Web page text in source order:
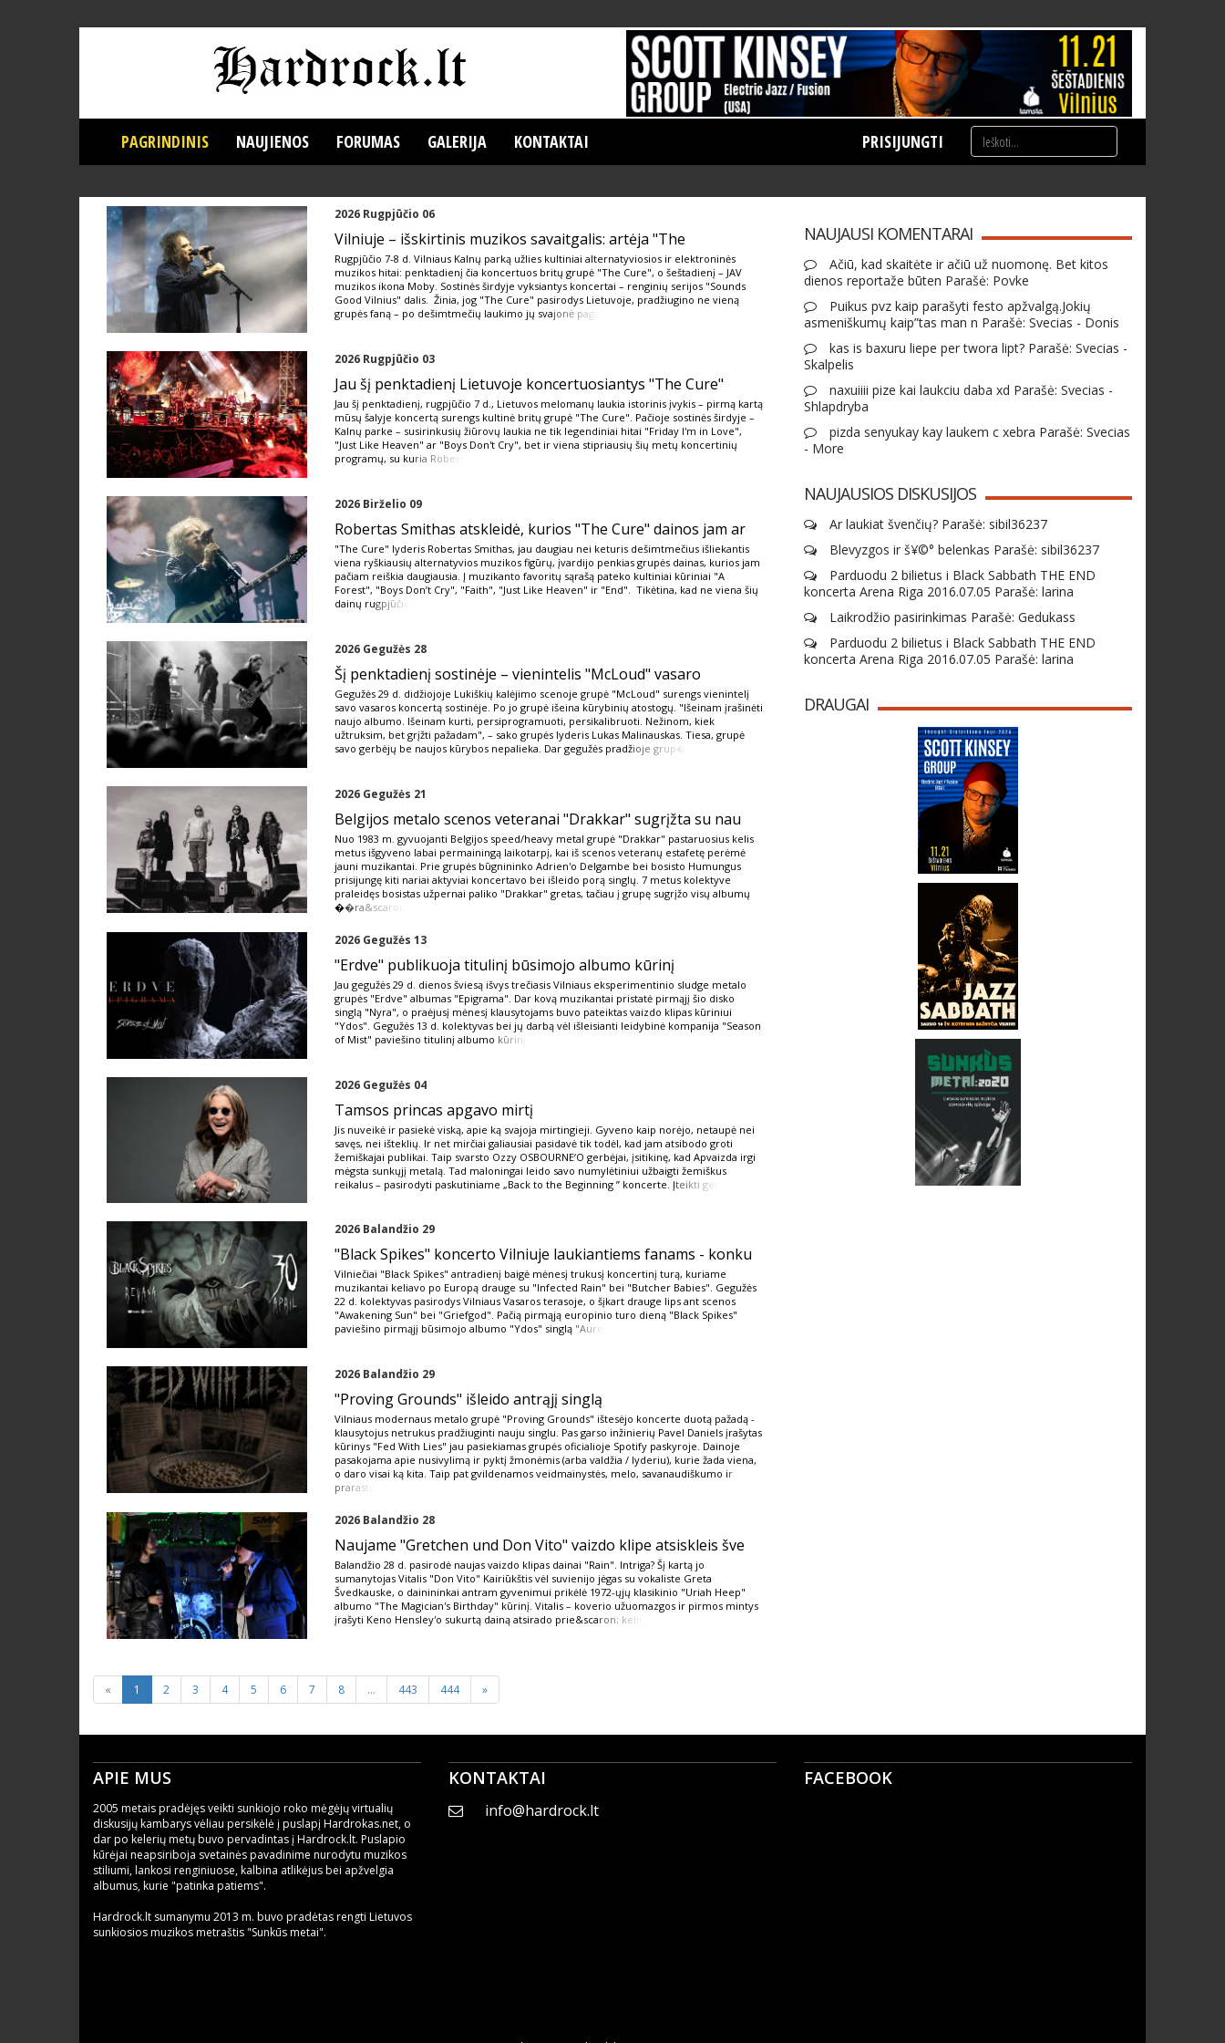
PAGRINDINIS NAUJIENOS FORUMAS GALERIJA KONTAKTAI PRISIJUNGTI
2026 Rugpjūčio 06
Vilniuje – išskirtinis muzikos savaitgalis: artėja "The
Rugpjūčio 7-8 d. Vilniaus Kalnų parką užlies kultiniai alternatyviosios ir elektroninės
muzikos hitai: penktadienį čia koncertuos britų grupė "The Cure", o šeštadienį – JAV
muzikos ikona Moby. Sostinės širdyje vyksiantys koncertai – renginių serijos "Sounds
Good Vilnius" dalis. Žinia, jog "The Cure" pasirodys Lietuvoje, pradžiugino ne vieną
grupės faną – po dešimtmečių laukimo jų svajonė paga
2026 Rugpjūčio 03
Jau šį penktadienį Lietuvoje koncertuosiantys "The Cure"
Jau šį penktadienį, rugpjūčio 7 d., Lietuvos melomanų laukia istorinis įvykis – pirmą kartą
mūsų šalyje koncertą surengs kultinė britų grupė "The Cure". Pačioje sostinės širdyje –
Kalnų parke – susirinkusių žiūrovų laukia ne tik legendiniai hitai "Friday I'm in Love",
"Just Like Heaven" ar "Boys Don't Cry", bet ir viena stipriausių šių metų koncertinių
programų, su kuria Robert
2026 Birželio 09
Robertas Smithas atskleidė, kurios "The Cure" dainos jam ar
"The Cure" lyderis Robertas Smithas, jau daugiau nei keturis dešimtmečius išliekantis
viena ryškiausių alternatyvios muzikos figūrų, įvardijo penkias grupės dainas, kurios jam
pačiam reiškia daugiausia. Į muzikanto favoritų sąrašą pateko kultiniai kūriniai "A
Forest", "Boys Don’t Cry", "Faith", "Just Like Heaven" ir "End". Tikėtina, kad ne viena šių
dainų rugpjūčio
2026 Gegužės 28
Šį penktadienį sostinėje – vienintelis "McLoud" vasaro
Gegužės 29 d. didžiojoje Lukiškių kalėjimo scenoje grupė "McLoud" surengs vienintelį
savo vasaros koncertą sostinėje. Po jo grupė išeina kūrybinių atostogų. "Išeinam įrašinėti
naujo albumo. Išeinam kurti, persiprogramuoti, persikalibruoti. Nežinom, kiek
užtruksim, bet grįžti pažadam", – sako grupės lyderis Lukas Malinauskas. Tiesa, grupė
savo gerbėjų be naujos kūrybos nepalieka. Dar gegužės pradžioje grup�
2026 Gegužės 21
Belgijos metalo scenos veteranai "Drakkar" sugrįžta su nau
Nuo 1983 m. gyvuojanti Belgijos speed/heavy metal grupė "Drakkar" pastaruosius kelis
metus išgyveno labai permainingą laikotarpį, kai iš scenos veteranų estafetę perėmė
jauni muzikantai. Prie grupės būgnininko Adrien'o Delgambe bei bosisto Humungus
prisijungę kiti nariai aktyviai koncertavo bei išleido porą singlų. 7 metus kolektyve
praleidęs bosistas užpernai paliko "Drakkar" gretas, tačiau į grupę sugrįžo visų albumų
��ra&scaron
2026 Gegužės 13
"Erdve" publikuoja titulinį būsimojo albumo kūrinį
Jau gegužės 29 d. dienos šviesą išvys trečiasis Vilniaus eksperimentinio sludge metalo
grupės "Erdve" albumas "Epigrama". Dar kovą muzikantai pristatė pirmąjį šio disko
singlą "Nyra", o praėjusį mėnesį klausytojams buvo pateiktas vaizdo klipas kūriniui
"Ydos". Gegužės 13 d. kolektyvas bei jų darbą vėl išleisianti leidybinė kompanija "Season
of Mist" paviešino titulinį albumo kūrinį.
2026 Gegužės 04
Tamsos princas apgavo mirtį
Jis nuveikė ir pasiekė viską, apie ką svajoja mirtingieji. Gyveno kaip norėjo, netaupė nei
savęs, nei išteklių. Ir net mirčiai galiausiai pasidavė tik todėl, kad jam atsibodo groti
žemiškajai publikai. Taip svarsto Ozzy OSBOURNE‘O gerbėjai, įsitikinę, kad Apvaizda irgi
mėgsta sunkųjį metalą. Tad maloningai leido savo numylėtiniui užbaigti žemiškus
reikalus – pasirodyti paskutiniame „Back to the Beginning ” koncerte. Įteikti ger
2026 Balandžio 29
"Black Spikes" koncerto Vilniuje laukiantiems fanams - konku
Vilniečiai "Black Spikes" antradienį baigė mėnesį trukusį koncertinį turą, kuriame
muzikantai keliavo po Europą drauge su "Infected Rain" bei "Butcher Babies". Gegužės
22 d. kolektyvas pasirodys Vilniaus Vasaros terasoje, o šįkart drauge lips ant scenos
"Awakening Sun" bei "Griefgod". Pačią pirmąją europinio turo dieną "Black Spikes"
paviešino pirmąjį būsimojo albumo "Ydos" singlą "Aure
2026 Balandžio 29
"Proving Grounds" išleido antrąjį singlą
Vilniaus modernaus metalo grupė "Proving Grounds" ištesėjo koncerte duotą pažadą -
klausytojus netrukus pradžiuginti nauju singlu. Pas garso inžinierių Pavel Daniels įrašytas
kūrinys "Fed With Lies" jau pasiekiamas grupės oficialioje Spotify paskyroje. Dainoje
pasakojama apie nusivylimą ir pyktį žmonėmis (arba valdžia / lyderiu), kurie žada viena,
o daro visai ką kita. Taip pat gvildenamos veidmainystės, melo, savanaudiškumo ir
prarasto
2026 Balandžio 28
Naujame "Gretchen und Don Vito" vaizdo klipe atsiskleis šve
Balandžio 28 d. pasirodė naujas vaizdo klipas dainai "Rain". Intriga? Šį kartą jo
sumanytojas Vitalis "Don Vito" Kairiūkštis vėl suvienijo jėgas su vokaliste Greta
Švedkauske, o dainininkai antram gyvenimui prikėlė 1972-ųjų klasikinio "Uriah Heep"
albumo "The Magician's Birthday" kūrinį. Vitalis – koverio užuomazgos ir pirmos mintys
įrašyti Keno Hensley'o sukurtą dainą atsirado prie&scaron; kelis
« 1 2 3 4 5 6 7 8 ... 443 444 »
NAUJAUSI KOMENTARAI
Ačiū, kad skaitėte ir ačiū už nuomonę. Bet kitos
dienos reportaže būten Parašė: Povke
Puikus pvz kaip parašyti festo apžvalgą.Jokių
asmeniškumų kaip”tas man n Parašė: Svecias - Donis
kas is baxuru liepe per twora lipt? Parašė: Svecias -
Skalpelis
naxuiiii pize kai laukciu daba xd Parašė: Svecias -
Shlapdryba
pizda senyukay kay laukem c xebra Parašė: Svecias
- More
NAUJAUSIOS DISKUSIJOS
Ar laukiat švenčių? Parašė: sibil36237
Blevyzgos ir š¥©° belenkas Parašė: sibil36237
Parduodu 2 bilietus i Black Sabbath THE END
koncerta Arena Riga 2016.07.05 Parašė: larina
Laikrodžio pasirinkimas Parašė: Gedukass
Parduodu 2 bilietus i Black Sabbath THE END
koncerta Arena Riga 2016.07.05 Parašė: larina
DRAUGAI
APIE MUS
2005 metais pradėjęs veikti sunkiojo roko mėgėjų virtualių
diskusijų kambarys vėliau persikėlė į puslapį Hardrokas.net, o
dar po kelerių metų buvo pervadintas į Hardrock.lt. Puslapio
kūrėjai neapsiriboja svetainės pavadinime nurodytu muzikos
stiliumi, lankosi renginiuose, kalbina atlikėjus bei apžvelgia
albumus, kurie "patinka patiems".
Hardrock.lt sumanymu 2013 m. buvo pradėtas rengti Lietuvos
sunkiosios muzikos metraštis "Sunkūs metai".
KONTAKTAI
info@hardrock.lt
FACEBOOK